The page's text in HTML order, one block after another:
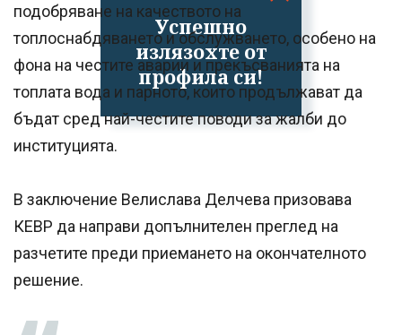
Успешно
излязохте от
профила си!
подобряване на качеството на
топлоснабдяването и обслужването, особено на
фона на честите аварии и прекъсванията на
топлата вода и парното, които продължават да
бъдат сред най-честите поводи за жалби до
институцията.
В заключение Велислава Делчева призовава
КЕВР да направи допълнителен преглед на
разчетите преди приемането на окончателното
решение.